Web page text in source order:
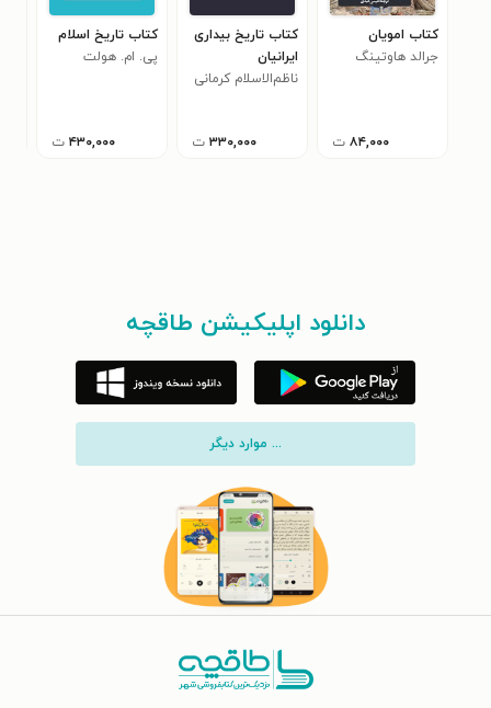
کتاب امویان
جرالد هاوتینگ
۸۴,۰۰۰ ت
کتاب تاریخ بیداری
ایرانیان
ناظم‌الاسلام کرمانی
۳۳۰,۰۰۰ ت
کتاب تاریخ اسلام
پی. ام. هولت
۴۳۰,۰۰۰ ت
دانلود اپلیکیشن طاقچه
... موارد دیگر